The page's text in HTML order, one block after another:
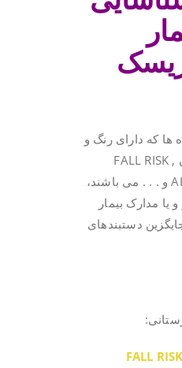
ها که دارای رنگ و
مشخصه علائم هشدار بیمار چون FALL RISK ,
ALLERGY , LATEX , LIMP , DNR و . . . می باشند،
مدارک بیمار
دستبندهای
FALL RISK